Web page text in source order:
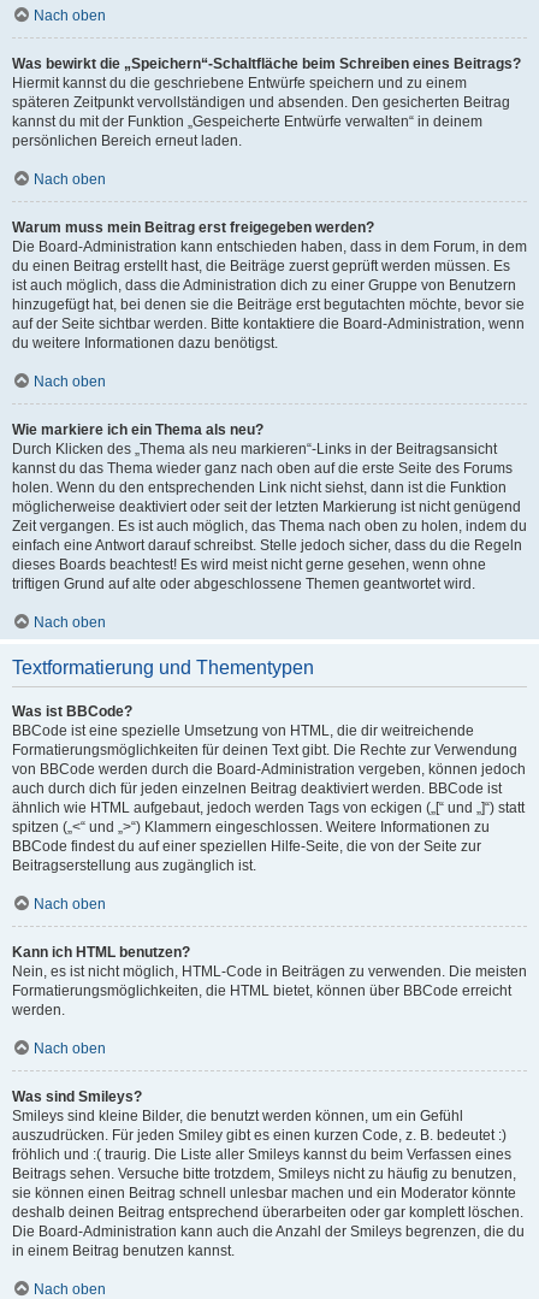
Nach oben
Was bewirkt die „Speichern“-Schaltfläche beim Schreiben eines Beitrags?
Hiermit kannst du die geschriebene Entwürfe speichern und zu einem
späteren Zeitpunkt vervollständigen und absenden. Den gesicherten Beitrag
kannst du mit der Funktion „Gespeicherte Entwürfe verwalten“ in deinem
persönlichen Bereich erneut laden.
Nach oben
Warum muss mein Beitrag erst freigegeben werden?
Die Board-Administration kann entschieden haben, dass in dem Forum, in dem
du einen Beitrag erstellt hast, die Beiträge zuerst geprüft werden müssen. Es
ist auch möglich, dass die Administration dich zu einer Gruppe von Benutzern
hinzugefügt hat, bei denen sie die Beiträge erst begutachten möchte, bevor sie
auf der Seite sichtbar werden. Bitte kontaktiere die Board-Administration, wenn
du weitere Informationen dazu benötigst.
Nach oben
Wie markiere ich ein Thema als neu?
Durch Klicken des „Thema als neu markieren“-Links in der Beitragsansicht
kannst du das Thema wieder ganz nach oben auf die erste Seite des Forums
holen. Wenn du den entsprechenden Link nicht siehst, dann ist die Funktion
möglicherweise deaktiviert oder seit der letzten Markierung ist nicht genügend
Zeit vergangen. Es ist auch möglich, das Thema nach oben zu holen, indem du
einfach eine Antwort darauf schreibst. Stelle jedoch sicher, dass du die Regeln
dieses Boards beachtest! Es wird meist nicht gerne gesehen, wenn ohne
triftigen Grund auf alte oder abgeschlossene Themen geantwortet wird.
Nach oben
Textformatierung und Thementypen
Was ist BBCode?
BBCode ist eine spezielle Umsetzung von HTML, die dir weitreichende
Formatierungsmöglichkeiten für deinen Text gibt. Die Rechte zur Verwendung
von BBCode werden durch die Board-Administration vergeben, können jedoch
auch durch dich für jeden einzelnen Beitrag deaktiviert werden. BBCode ist
ähnlich wie HTML aufgebaut, jedoch werden Tags von eckigen („[“ und „]“) statt
spitzen („<“ und „>“) Klammern eingeschlossen. Weitere Informationen zu
BBCode findest du auf einer speziellen Hilfe-Seite, die von der Seite zur
Beitragserstellung aus zugänglich ist.
Nach oben
Kann ich HTML benutzen?
Nein, es ist nicht möglich, HTML-Code in Beiträgen zu verwenden. Die meisten
Formatierungsmöglichkeiten, die HTML bietet, können über BBCode erreicht
werden.
Nach oben
Was sind Smileys?
Smileys sind kleine Bilder, die benutzt werden können, um ein Gefühl
auszudrücken. Für jeden Smiley gibt es einen kurzen Code, z. B. bedeutet :)
fröhlich und :( traurig. Die Liste aller Smileys kannst du beim Verfassen eines
Beitrags sehen. Versuche bitte trotzdem, Smileys nicht zu häufig zu benutzen,
sie können einen Beitrag schnell unlesbar machen und ein Moderator könnte
deshalb deinen Beitrag entsprechend überarbeiten oder gar komplett löschen.
Die Board-Administration kann auch die Anzahl der Smileys begrenzen, die du
in einem Beitrag benutzen kannst.
Nach oben